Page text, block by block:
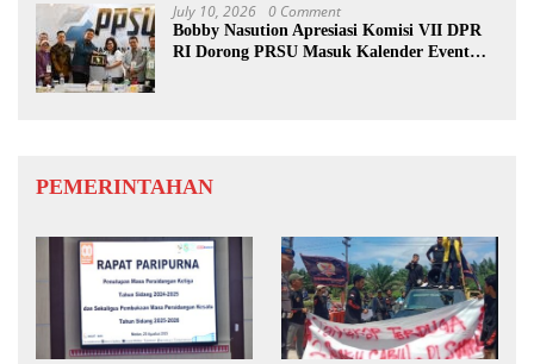
July 10, 2026 0 Comment
Bobby Nasution Apresiasi Komisi VII DPR
RI Dorong PRSU Masuk Kalender Event
PEMERINTAHAN